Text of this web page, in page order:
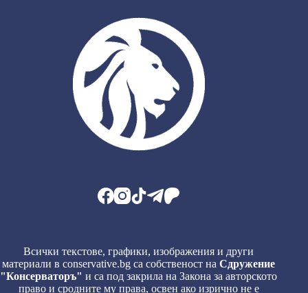
Всички текстове, графики, изображения и други
материали в conservative.bg са собственост наСдружение
"Консерваторъ" и са под закрила на Закона за авторското
право и сродните му права, освен ако изрично не е